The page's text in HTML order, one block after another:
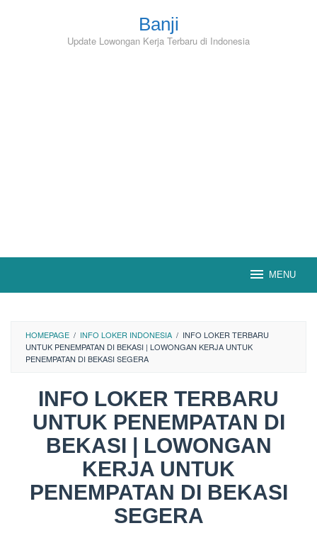
Banji
Update Lowongan Kerja Terbaru di Indonesia
MENU
HOMEPAGE / INFO LOKER INDONESIA / INFO LOKER TERBARU
UNTUK PENEMPATAN DI BEKASI | LOWONGAN KERJA UNTUK
PENEMPATAN DI BEKASI SEGERA
INFO LOKER TERBARU
UNTUK PENEMPATAN DI
BEKASI | LOWONGAN
KERJA UNTUK
PENEMPATAN DI BEKASI
SEGERA